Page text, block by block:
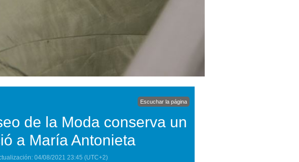
Escuchar la página
de la Moda conserva un
a María Antonieta
04/08/2021 23:45 (UTC+2)